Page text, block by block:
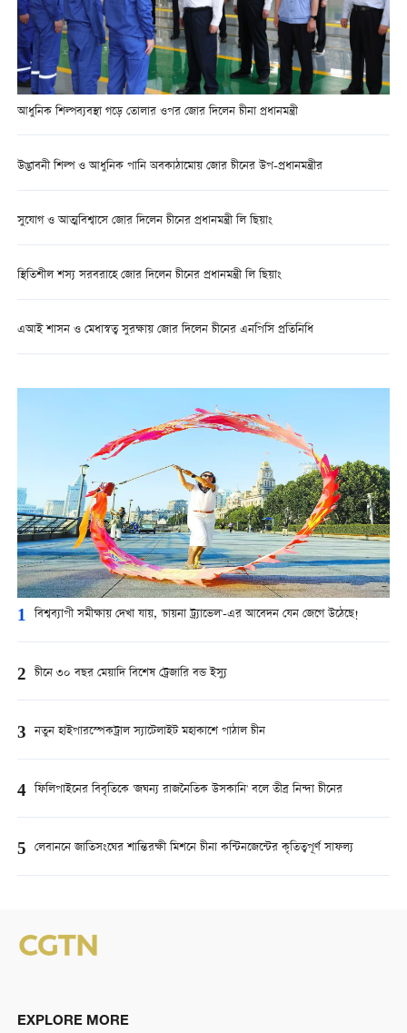
আধুনিক শিল্পব্যবস্থা গড়ে তোলার ওপর জোর দিলেন চীনা প্রধানমন্ত্রী
উদ্ভাবনী শিল্প ও আধুনিক পানি অবকাঠামোয় জোর চীনের উপ-প্রধানমন্ত্রীর
সুযোগ ও আত্মবিশ্বাসে জোর দিলেন চীনের প্রধানমন্ত্রী লি ছিয়াং
স্থিতিশীল শস্য সরবরাহে জোর দিলেন চীনের প্রধানমন্ত্রী লি ছিয়াং
এআই শাসন ও মেধাস্বত্ব সুরক্ষায় জোর দিলেন চীনের এনপিসি প্রতিনিধি
1 বিশ্বব্যাপী সমীক্ষায় দেখা যায়, 'চায়না ট্র্যাভেল'-এর আবেদন যেন জেগে উঠেছে!
2 চীনে ৩০ বছর মেয়াদি বিশেষ ট্রেজারি বন্ড ইস্যু
3 নতুন হাইপারস্পেকট্রাল স্যাটেলাইট মহাকাশে পাঠাল চীন
4 ফিলিপাইনের বিবৃতিকে 'জঘন্য রাজনৈতিক উসকানি' বলে তীব্র নিন্দা চীনের
5 লেবাননে জাতিসংঘের শান্তিরক্ষী মিশনে চীনা কন্টিনজেন্টের কৃতিত্বপূর্ণ সাফল্য
EXPLORE MORE